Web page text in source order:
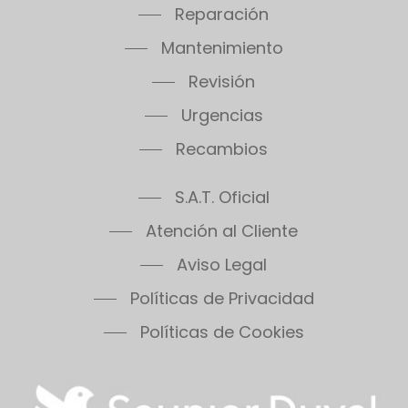
Reparación
Mantenimiento
Revisión
Urgencias
Recambios
S.A.T. Oficial
Atención al Cliente
Aviso Legal
Políticas de Privacidad
Políticas de Cookies